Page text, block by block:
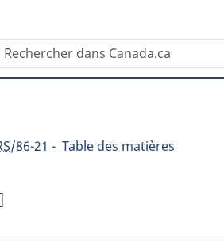
Rechercher
/86-21 - Table des matières